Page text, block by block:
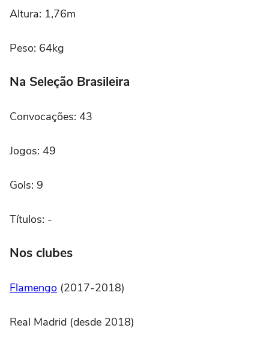
Altura: 1,76m
Peso: 64kg
Na Seleção Brasileira
Convocações: 43
Jogos: 49
Gols: 9
Títulos: -
Nos clubes
Flamengo (2017-2018)
Real Madrid (desde 2018)